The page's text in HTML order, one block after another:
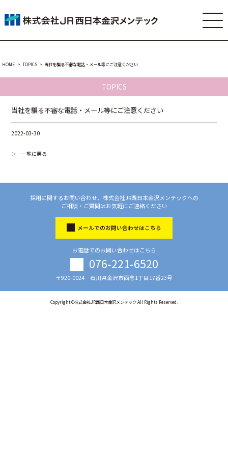
HOME TOPICS 当社を騙る不審な電話・メール等にご注意ください
TOPICS
当社を騙る不審な電話・メール等にご注意ください
2022-03-30
一覧に戻る
採用に関するお問い合わせ、株式会社JR西日本金沢メンテックへの
ご相談・ご質問はお気軽にご連絡ください
メールでのお問い合わせはこちら
お電話でのお問い合わせはこちら
076-221-6520
〒920-0024 石川県金沢市西念1丁目17番23号
Copyright ©株式会社JR西日本金沢メンテック All Rights Reserved.